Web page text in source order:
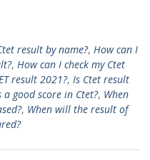
result by name?, How can I
, How can I check my Ctet
result 2021?, Is Ctet result
a good score in Ctet?, When
, When will the result of